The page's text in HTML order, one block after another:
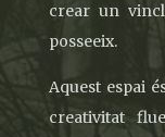
crear un
posseeix.
Aquest espai
creativitat